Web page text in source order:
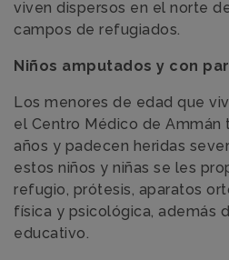
viven dispersos en el norte
campos de refugiados.
Niños amputados y con
Los menores de edad que
el Centro Médico de Ammán
años y padecen heridas
estos niños y niñas se les
refugio, prótesis, aparatos
física y psicológica, además
educativo.